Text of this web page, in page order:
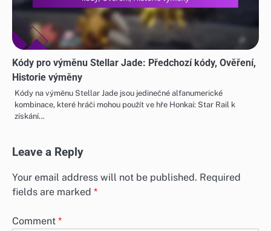
Kódy pro výměnu Stellar Jade: Předchozí kódy, Ověření,
Historie výměny
Kódy na výměnu Stellar Jade jsou jedinečné alfanumerické
kombinace, které hráči mohou použít ve hře Honkai: Star Rail k
získání…
Leave a Reply
Your email address will not be published. Required
fields are marked *
Comment *